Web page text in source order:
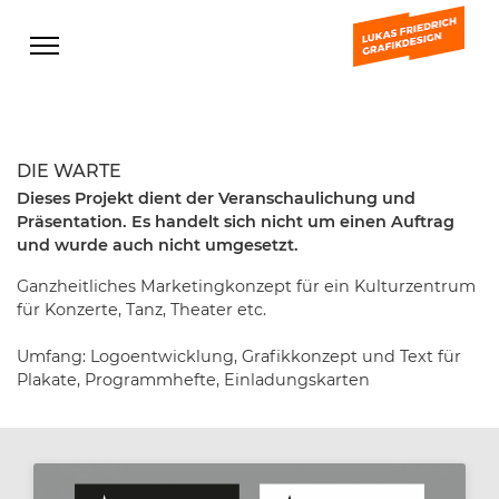
DIE WARTE
Dieses Projekt dient der Veranschaulichung und
Präsentation. Es handelt sich nicht um einen Auftrag
und wurde auch nicht umgesetzt.
Ganzheitliches Marketingkonzept für ein Kulturzentrum
für Konzerte, Tanz, Theater etc.
Umfang: Logoentwicklung, Grafikkonzept und Text für
Plakate, Programmhefte, Einladungskarten